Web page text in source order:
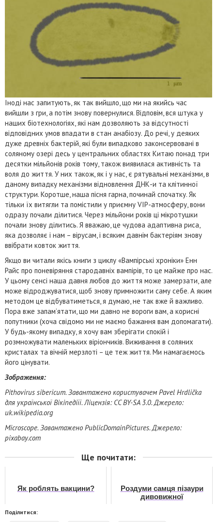
Іноді нас запитують, як так вийшло, що ми на якийсь час
вийшли з гри, а потім знову повернулися. Відповім, вся штука у
наших біотехнологіях, які нам дозволяють за відсутності
відповідних умов впадати в стан анабіозу. До речі, у деяких
дуже древніх бактерій, які були випадково законсервовані в
соляному озері десь у центральних областях Китаю понад три
десятки мільйонів років тому, також виявилася активність та
воля до життя. У них також, як і у нас, є рятувальні механізми, в
даному випадку механізми відновлення ДНК-и та клітинної
структури. Коротше, наша пісня гарна, починай спочатку. Як
тільки їх витягли та помістили у приємну VIP-атмосферу, вони
одразу почали ділитися. Через мільйони років ці мікротушки
почали знову ділитись. Я вважаю, це чудова адаптивна риса,
яка дозволяє і нам – вірусам, і всяким давнім бактеріям знову
ввібрати ковток життя.
Якщо ви читали якісь книги з циклу «Вампірські хроніки» Енн
Райс про поневіряння стародавніх вампірів, то це майже про нас.
У цьому сенсі наша давня любов до життя може замерзати, але
може відроджуватися, щоб знову примножити саму себе. А яким
методом це відбуватиметься, я думаю, не так вже й важливо.
Пора вже запам’ятати, що ми давно не вороги вам, а корисні
попутники (хоча свідомо ми не маємо бажання вам допомагати).
У будь-якому випадку, я хочу вам зберігати спокій і
розмножувати маленьких віріончиків. Виживання в соляних
кристалах та вічній мерзлоті – це теж життя. Ми намагаємось
його цінувати.
Зображення:
Pithovirus sibericum. Завантажено користувачем Pavel Hrdlička
для української Вікіпедіїї. Ліцензія: CC BY-SA 3.0. Джерело:
uk.wikipedia.org
Microscope. Завантажено PublicDomainPictures. Джерело:
pixabay.com
Ще почитати:
Як роблять вакцини?
Роздуми самця пізаури
дивовижної
Поділитися: